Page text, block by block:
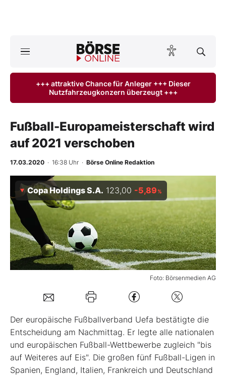
ktuelle Ausgabe BÖRSE ONLINE lesen
Finanz-Check
BO-Musterdepots
Experten
Mein B:O
Kontakt
+++ attraktive Chance für Anleger +++ Dieser
Nutzfahrzeugkonzern überzeugt +++
Fußball-Europameisterschaft wird
auf 2021 verschoben
17.03.2020 · 16:38 Uhr · Börse Online Redaktion
Foto: Börsenmedien AG
Copa Holdings S.A. 123,00 -5,89 %
Der europäische Fußballverband Uefa bestätigte die
Entscheidung am Nachmittag. Er legte alle nationalen
und europäischen Fußball-Wettbewerbe zugleich "bis
auf Weiteres auf Eis". Die großen fünf Fußball-Ligen in
Spanien, England, Italien, Frankreich und Deutschland